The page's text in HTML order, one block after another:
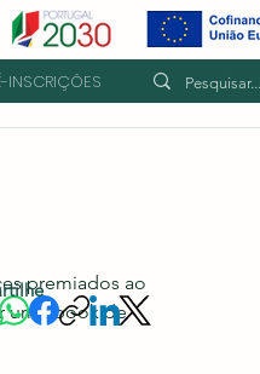
INSCRIÇÕES
premiados ao
um ebook de